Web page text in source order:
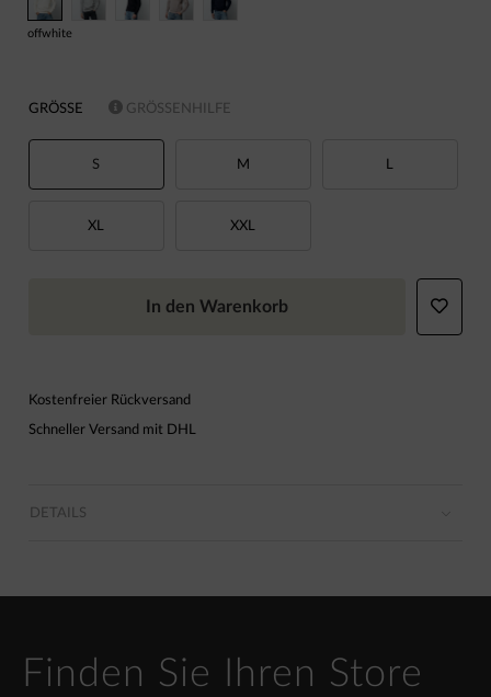
offwhite
GRÖSSE GRÖSSENHILFE
S M L
XL XXL
In den Warenkorb
Kostenfreier Rückversand
Schneller Versand mit DHL
DETAILS
Finden Sie Ihren Store